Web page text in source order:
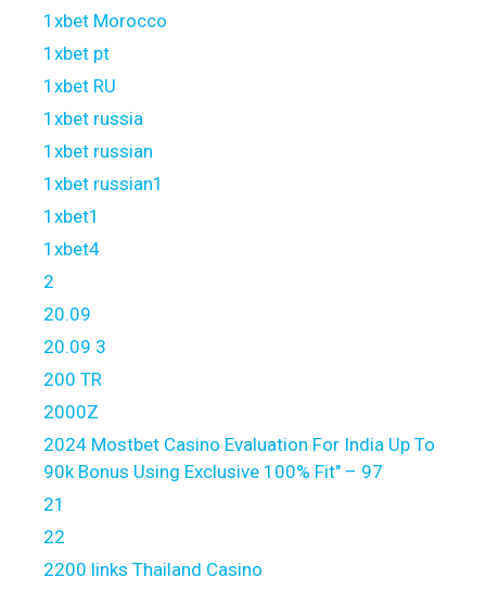
1xbet Morocco
1xbet pt
1xbet RU
1xbet russia
1xbet russian
1xbet russian1
1xbet1
1xbet4
2
20.09
20.09 3
200 TR
2000Z
2024 Mostbet Casino Evaluation For India Up To
90k Bonus Using Exclusive 100% Fit" – 97
21
22
2200 links Thailand Casino